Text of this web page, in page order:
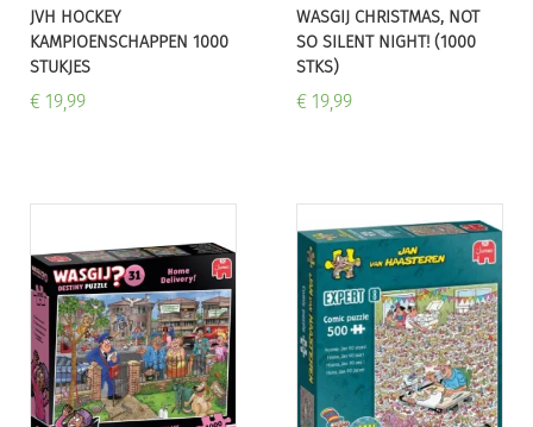
JVH HOCKEY
KAMPIOENSCHAPPEN 1000
STUKJES
€ 19,99
WASGIJ CHRISTMAS, NOT
SO SILENT NIGHT! (1000
STKS)
€ 19,99